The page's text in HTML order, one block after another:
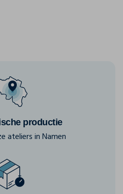
productie
ateliers in Namen